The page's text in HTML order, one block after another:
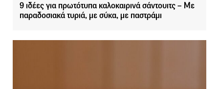
9 ιδέες για πρωτότυπα καλοκαιρινά σάντουιτς – Με
παραδοσιακά τυριά, με σύκα, με παστράμι